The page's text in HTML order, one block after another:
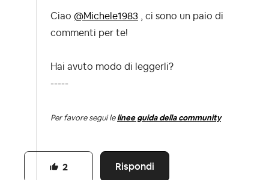
Ciao @Michele1983 , ci sono un paio di
commenti per te!
Hai avuto modo di leggerli?
-----
Per favore segui le linee guida della community
Rispondi
2